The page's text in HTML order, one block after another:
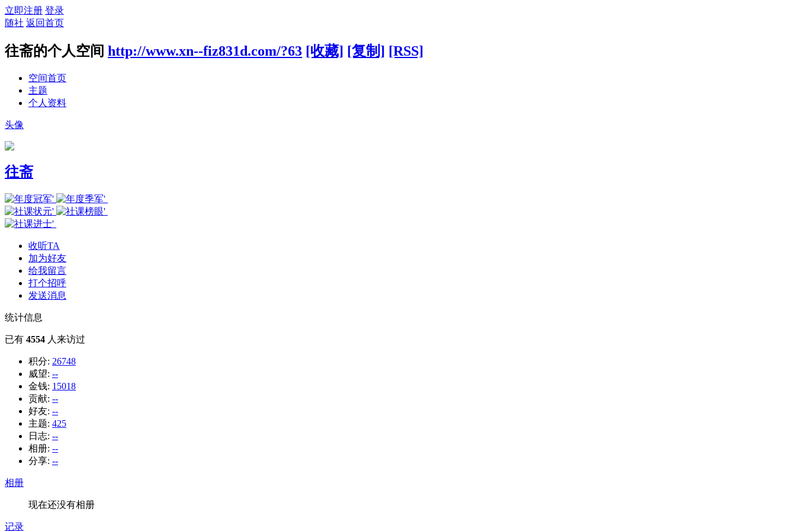
立即注册 登录
随社 返回首页
往斋的个人空间 http://www.xn--fiz831d.com/?63 [收藏] [复制] [RSS]
空间首页
主题
个人资料
头像
往斋
收听TA
加为好友
给我留言
打个招呼
发送消息
统计信息
已有 4554 人来访过
积分: 26748
威望: --
金钱: 15018
贡献: --
好友: --
主题: 425
日志: --
相册: --
分享: --
相册
现在还没有相册
记录